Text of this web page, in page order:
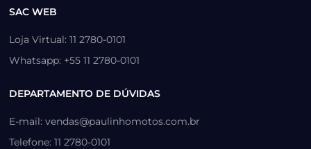
SAC WEB
Loja Virtual: 11 2780-0101
Whatsapp: +55 11 2780-0101
DEPARTAMENTO DE DÚVIDAS
E-mail: vendas@paulinhomotos.com.br
Telefone: 11 2780-0101